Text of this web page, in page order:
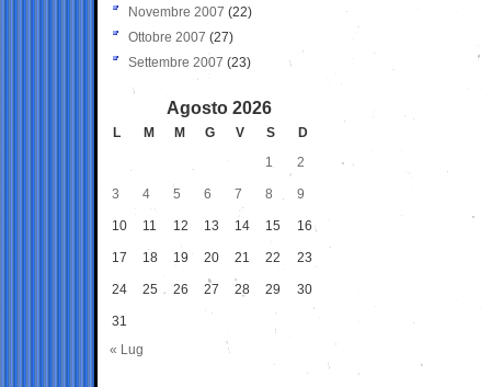
Novembre 2007 (22)
Ottobre 2007 (27)
Settembre 2007 (23)
Agosto 2026
L M M G V S
D
1
2
3 4 5 6 7 8 9
10 11 12 13 14 15 16
17 18 19 20 21 22 23
24 25 26 27 28 29 30
31
« Lug